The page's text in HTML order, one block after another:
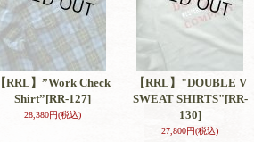
【RRL】”Work Check
Shirt”[RR-127]
28,380円(税込)
【RRL】"DOUBLE V
SWEAT SHIRTS"[RR-
130]
27,800円(税込)